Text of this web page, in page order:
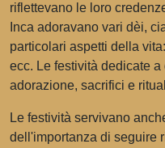
riflettevano le loro
Inca adoravano vari dèi,
particolari aspetti della
ecc. Le festività dedicate
adorazione, sacrifici e
Le festività servivano
dell'importanza di seguire